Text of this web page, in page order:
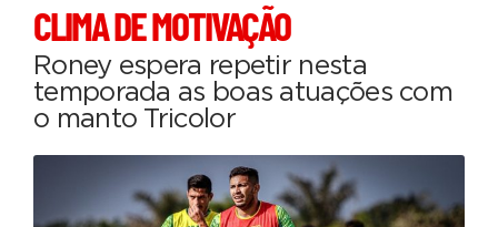
CLIMA DE MOTIVAÇÃO
Roney espera repetir nesta
temporada as boas atuações com
o manto Tricolor